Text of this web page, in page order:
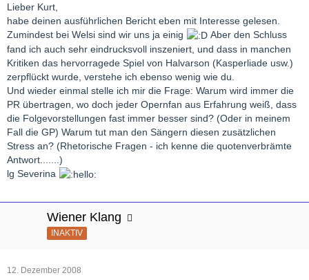
Lieber Kurt,
habe deinen ausführlichen Bericht eben mit Interesse gelesen.
Zumindest bei Welsi sind wir uns ja einig
Aber den Schluss
fand ich auch sehr eindrucksvoll inszeniert, und dass in manchen
Kritiken das hervorragede Spiel von Halvarson (Kasperliade usw.)
zerpflückt wurde, verstehe ich ebenso wenig wie du.
Und wieder einmal stelle ich mir die Frage: Warum wird immer die
PR übertragen, wo doch jeder Opernfan aus Erfahrung weiß, dass
die Folgevorstellungen fast immer besser sind? (Oder in meinem
Fall die GP) Warum tut man den Sängern diesen zusätzlichen
Stress an? (Rhetorische Fragen - ich kenne die quotenverbrämte
Antwort.......)
lg Severina
Wiener Klang
INAKTIV
12. Dezember 2008